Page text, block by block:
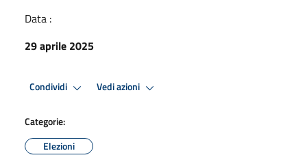
Data :
29 aprile 2025
Condividi Vedi azioni
Categorie:
Elezioni